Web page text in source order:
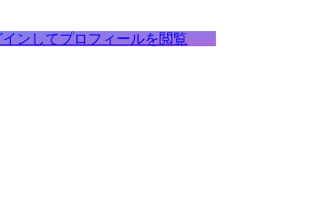
インしてプロフィールを閲覧